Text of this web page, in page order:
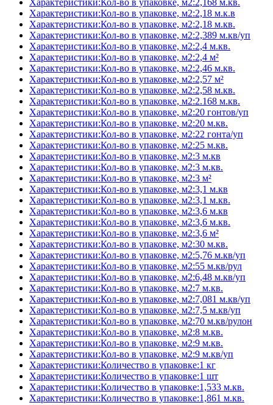
Характеристики:Кол-во в упаковке, м2:2,168 м.кв.
Характеристики:Кол-во в упаковке, м2:2,18 м.к.в
Характеристики:Кол-во в упаковке, м2:2,18 м.кв.
Характеристики:Кол-во в упаковке, м2:2,389 м.кв/уп
Характеристики:Кол-во в упаковке, м2:2,4 м.кв.
Характеристики:Кол-во в упаковке, м2:2,4 м²
Характеристики:Кол-во в упаковке, м2:2,46 м.кв.
Характеристики:Кол-во в упаковке, м2:2,57 м²
Характеристики:Кол-во в упаковке, м2:2,58 м.кв.
Характеристики:Кол-во в упаковке, м2:2.168 м.кв.
Характеристики:Кол-во в упаковке, м2:20 гонтов/уп
Характеристики:Кол-во в упаковке, м2:20 м.кв.
Характеристики:Кол-во в упаковке, м2:22 гонта/уп
Характеристики:Кол-во в упаковке, м2:25 м.кв.
Характеристики:Кол-во в упаковке, м2:3 м.кв
Характеристики:Кол-во в упаковке, м2:3 м.кв.
Характеристики:Кол-во в упаковке, м2:3 м²
Характеристики:Кол-во в упаковке, м2:3,1 м.кв
Характеристики:Кол-во в упаковке, м2:3,1 м.кв.
Характеристики:Кол-во в упаковке, м2:3,6 м.кв
Характеристики:Кол-во в упаковке, м2:3,6 м.кв.
Характеристики:Кол-во в упаковке, м2:3,6 м²
Характеристики:Кол-во в упаковке, м2:30 м.кв.
Характеристики:Кол-во в упаковке, м2:5,76 м.кв/уп
Характеристики:Кол-во в упаковке, м2:55 м.кв/рул
Характеристики:Кол-во в упаковке, м2:6,48 м.кв/уп
Характеристики:Кол-во в упаковке, м2:7 м.кв.
Характеристики:Кол-во в упаковке, м2:7,081 м.кв/уп
Характеристики:Кол-во в упаковке, м2:7,5 м.кв/уп
Характеристики:Кол-во в упаковке, м2:70 м.кв/рулон
Характеристики:Кол-во в упаковке, м2:8 м.кв.
Характеристики:Кол-во в упаковке, м2:9 м.кв.
Характеристики:Кол-во в упаковке, м2:9 м.кв/уп
Характеристики:Количество в упаковке:1 кг
Характеристики:Количество в упаковке:1 шт
Характеристики:Количество в упаковке:1,533 м.кв.
Характеристики:Количество в упаковке:1,861 м.кв.